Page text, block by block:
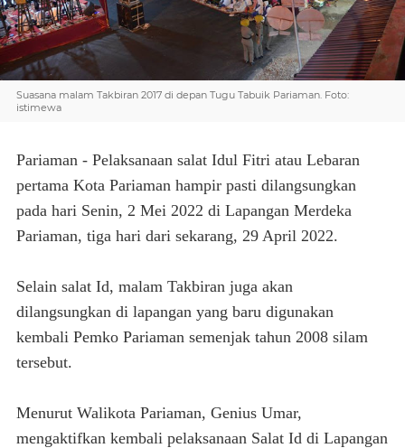
Suasana malam Takbiran 2017 di depan Tugu Tabuik Pariaman. Foto:
istimewa
Pariaman - Pelaksanaan salat Idul Fitri atau Lebaran
pertama Kota Pariaman hampir pasti dilangsungkan
pada hari Senin, 2 Mei 2022 di Lapangan Merdeka
Pariaman, tiga hari dari sekarang, 29 April 2022.
Selain salat Id, malam Takbiran juga akan
dilangsungkan di lapangan yang baru digunakan
kembali Pemko Pariaman semenjak tahun 2008 silam
tersebut.
Menurut Walikota Pariaman, Genius Umar,
mengaktifkan kembali pelaksanaan Salat Id di Lapangan